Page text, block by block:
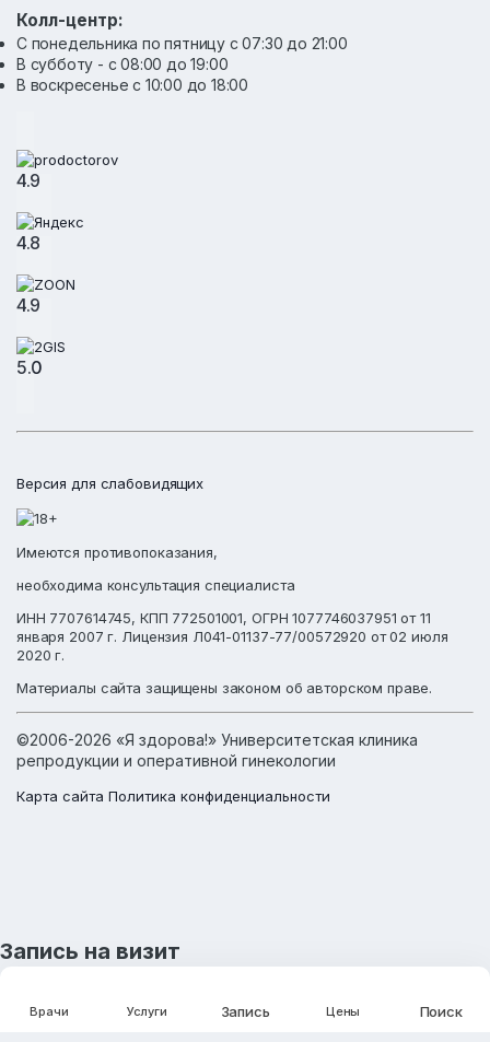
Колл-центр:
С понедельника по пятницу с 07:30 до 21:00
В субботу - с 08:00 до 19:00
В воскресенье с 10:00 до 18:00
4.9
4.8
4.9
5.0
Версия для слабовидящих
Имеются противопоказания,
необходима консультация специалиста
ИНН 7707614745, КПП 772501001, ОГРН 1077746037951 от 11
января 2007 г. Лицензия Л041-01137-77/00572920 от 02 июля
2020 г.
Материалы сайта защищены законом об авторском праве.
©2006-2026 «Я здорова!» Университетская клиника
репродукции и оперативной гинекологии
Карта сайта Политика конфиденциальности
Врачи Услуги Запись Цены Поиск
Запись на визит